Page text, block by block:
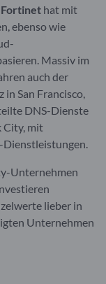
Fortinet hat mit
ebenso wie
Massiv im
auch der
San Francisco,
DNS-Dienste
City, mit
Unternehmen
lieber in
Unternehmen